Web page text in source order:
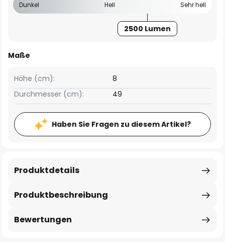
Dunkel Hell Sehr hell
2500 Lumen
Maße
Höhe (cm):
8
Durchmesser (cm):
49
Haben Sie Fragen zu diesem Artikel?
Produktbeschreibung
Produktdetails
Bewertungen